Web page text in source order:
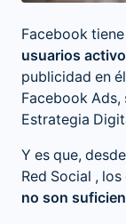
Facebook
usuarios
publicidad en
Facebook Ads,
Estrategia
Y es que,
Red Social , los
no son